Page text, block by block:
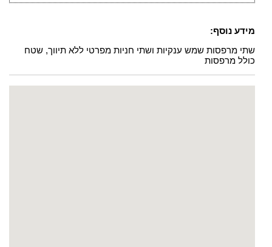
מידע נוסף:
שתי מרפסות שמש ענקיות ושתי חניות מפרטי ללא תיווך, שטח
כולל מרפסות